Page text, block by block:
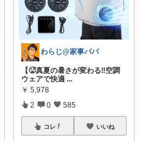
わらじ@家事パパ
【🥵真夏の暑さが変わる‼️空調
ウェアで快適 ...
￥ 5,978
2 0 585
コレ いいね